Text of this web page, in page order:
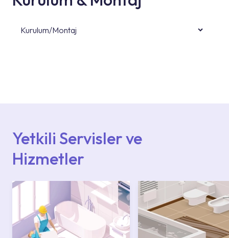
Kurulum/Montaj
Yetkili Servisler ve
Hizmetler